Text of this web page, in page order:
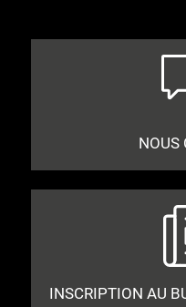
NOUS
INSCRIPTION AU